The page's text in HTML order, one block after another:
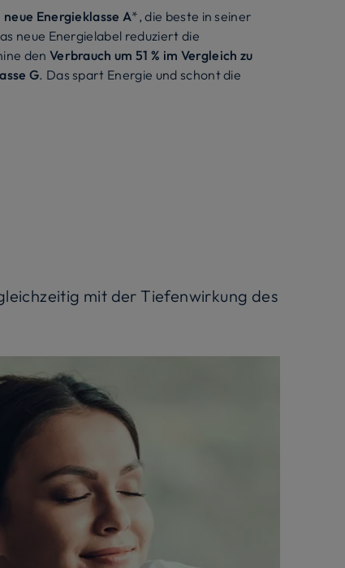
neue Energieklasse A*, die beste in seiner
neue Energielabel reduziert die
den Verbrauch um 51 % im Vergleich zu
G. Das spart Energie und schont die
mit der Tiefenwirkung des